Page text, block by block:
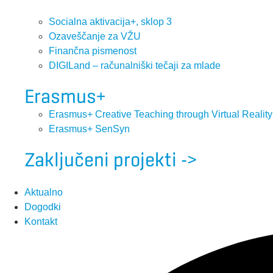
Socialna aktivacija+, sklop 3
Ozaveščanje za VŽU
Finančna pismenost
DIGILand – računalniški tečaji za mlade
Erasmus+
Erasmus+ Creative Teaching through Virtual
Erasmus+ SenSyn
Zaključeni projekti ->
Aktualno
Dogodki
Kontakt